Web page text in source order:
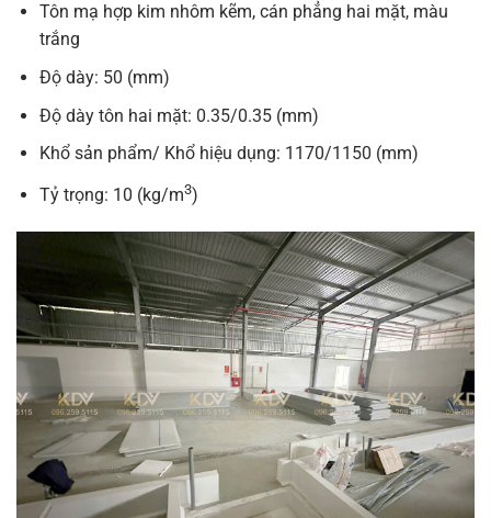
Tôn mạ hợp kim nhôm kẽm, cán phẳng hai mặt, màu
trắng
Độ dày: 50 (mm)
Độ dày tôn hai mặt: 0.35/0.35 (mm)
Khổ sản phẩm/ Khổ hiệu dụng: 1170/1150 (mm)
Tỷ trọng: 10 (kg/m3)